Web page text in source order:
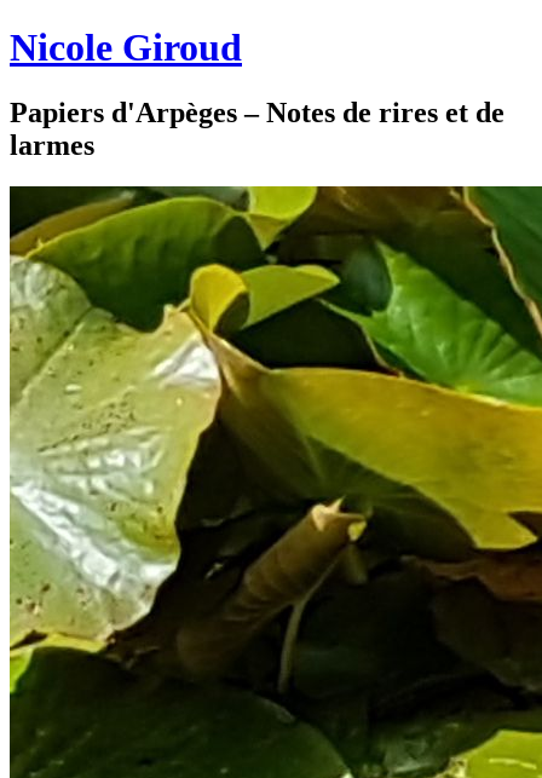
Nicole Giroud
Papiers d'Arpèges – Notes de rires et de
larmes